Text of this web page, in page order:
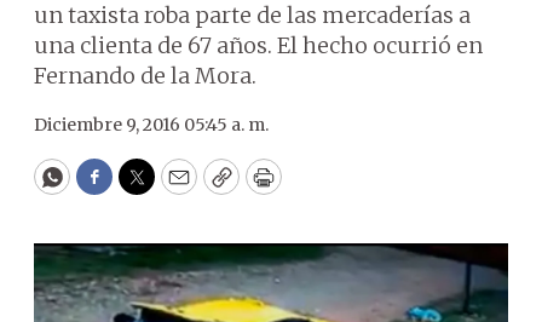
un taxista roba parte de las mercaderías a
una clienta de 67 años. El hecho ocurrió en
Fernando de la Mora.
Diciembre 9, 2016 05:45 a. m.
WhatsApp
Facebook
Twitter
EmailCopyPrint